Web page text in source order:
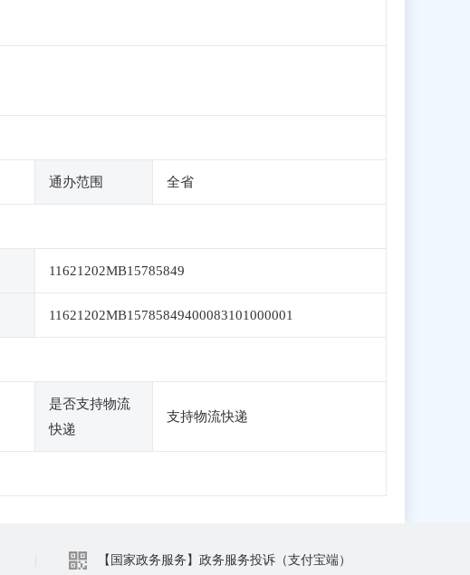
通办范围 全省
11621202MB15785849
11621202MB15785849400083101000001
是否支持物流
快递
支持物流快递
【国家政务服务】政务服务投诉（支付宝端）